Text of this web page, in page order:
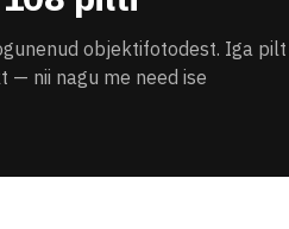
objektifotodest. Iga pilt
— nii nagu me need ise